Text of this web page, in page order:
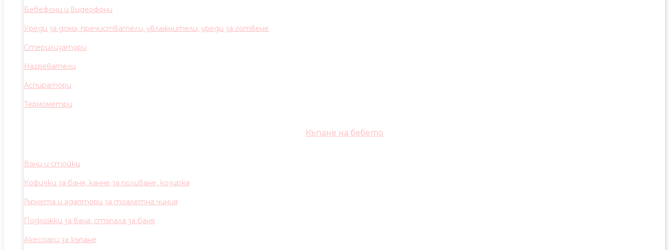
Бебефони и видеофони
Уреди за дома, пречистватели, увлажнители, уреди за готвене
Стерилизатори
Нагреватели
Аспиратори
Термометри
Къпане на бебето
Вани и стойки
Кофички за баня, канче за поливане, козирка
Гърнета и адаптори за тоалетна чиния
Подложки за вана, стъпала за баня
Акесоари за къпане